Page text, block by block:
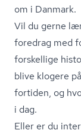
om i Danmark.
Vil du gerne
foredrag med
forskellige
blive klogere
fortiden, og
i dag.
Eller er du